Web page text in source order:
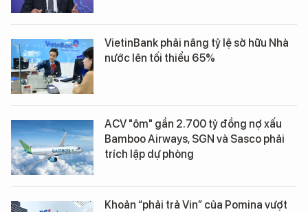
VietinBank phải nâng tỷ lệ sở hữu Nhà
nước lên tối thiểu 65%
ACV "ôm" gần 2.700 tỷ đồng nợ xấu
Bamboo Airways, SGN và Sasco phải
trích lập dự phòng
Khoản “phải trả Vin” của Pomina vượt